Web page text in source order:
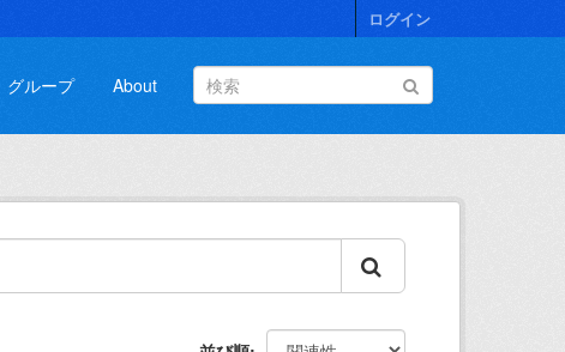
ログイン
グループ About